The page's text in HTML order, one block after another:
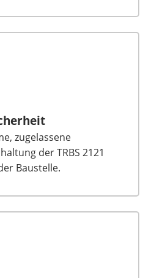
zugelassene
der TRBS 2121
Baustelle.